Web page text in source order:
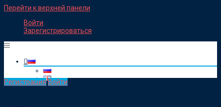
Перейти к верхней панели
Войти
Зарегистрироваться
Работа веб моделью
Регистрация Войти